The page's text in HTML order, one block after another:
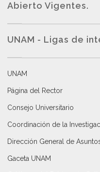
Abierto Vigentes.
UNAM - Ligas de
UNAM
Página del Rector
Consejo Universitario
Coordinación de la
Dirección General de
Gaceta UNAM